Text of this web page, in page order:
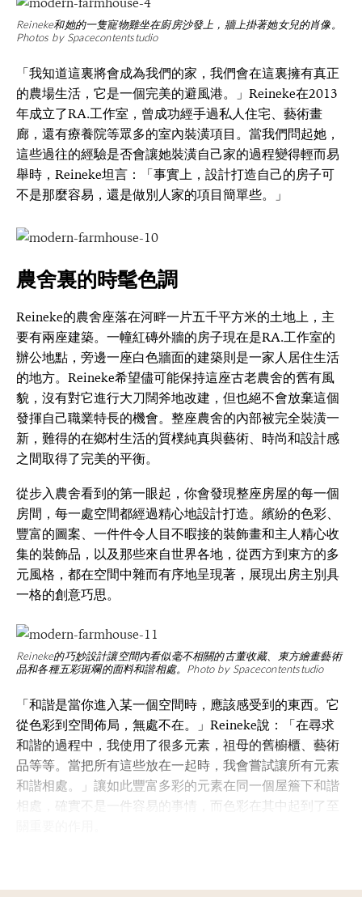
Reineke和她的一隻寵物雞坐在廚房沙發上，牆上掛著她女兒的肖像。
Photos by Spacecontentstudio
「我知道這裏將會成為我們的家，我們會在這裏擁有真正
的農場生活，它是一個完美的避風港。」Reineke在2013
年成立了RA.工作室，曾成功經手過私人住宅、藝術畫
廊，還有療養院等眾多的室內裝潢項目。當我們問起她，
這些過往的經驗是否會讓她裝潢自己家的過程變得輕而易
舉時，Reineke坦言：「事實上，設計打造自己的房子可
不是那麼容易，還是做別人家的項目簡單些。」
農舍裏的時髦色調
Reineke的農舍座落在河畔一片五千平方米的土地上，主
要有兩座建築。一幢紅磚外牆的房子現在是RA.工作室的
辦公地點，旁邊一座白色牆面的建築則是一家人居住生活
的地方。Reineke希望儘可能保持這座古老農舍的舊有風
貌，沒有對它進行大刀闊斧地改建，但也絕不會放棄這個
發揮自己職業特長的機會。整座農舍的內部被完全裝潢一
新，難得的在鄉村生活的質樸純真與藝術、時尚和設計感
之間取得了完美的平衡。
從步入農舍看到的第一眼起，你會發現整座房屋的每一個
房間，每一處空間都經過精心地設計打造。繽紛的色彩、
豐富的圖案、一件件令人目不暇接的裝飾畫和主人精心收
集的裝飾品，以及那些來自世界各地，從西方到東方的多
元風格，都在空間中雜而有序地呈現著，展現出房主別具
一格的創意巧思。
Reineke的巧妙設計讓空間內看似毫不相關的古董收藏、東方繪畫藝術
品和各種五彩斑斕的面料和諧相處。Photo by Spacecontentstudio
「和諧是當你進入某一個空間時，應該感受到的東西。它
從色彩到空間佈局，無處不在。」Reineke說：「在尋求
和諧的過程中，我使用了很多元素，祖母的舊櫥櫃、藝術
品等等。當把所有這些放在一起時，我會嘗試讓所有元素
和諧相處。」讓如此豐富多彩的元素在同一個屋簷下和諧
相處，確實不是一件容易的事情，而色彩在其中起到了至